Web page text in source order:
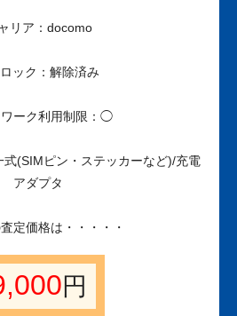
リア：docomo
ック：解除済み
ワーク利用制限：◯
(SIMピン・ステッカーなど)/充電
アダプタ
定価格は・・・・・
円